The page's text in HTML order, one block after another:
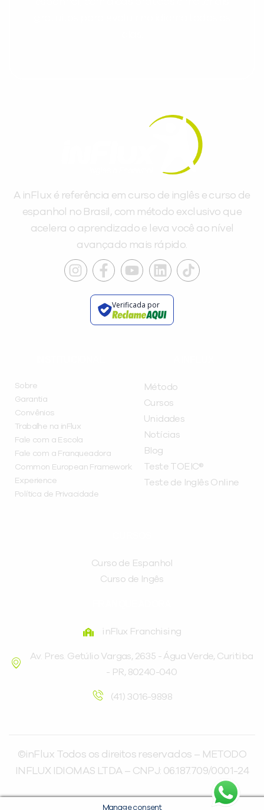
A inFlux é referência em curso de inglês e curso de
espanhol no Brasil, com método exclusivo que
acelera o aprendizado e leva você ao nível
avançado mais rápido.
Verificada por
Sobre
Garantia
Convênios
Trabalhe na inFlux
Fale com a Escola
Fale com a Franqueadora
Common European Framework
Experience
Política de Privacidade
Método
Cursos
Unidades
Notícias
Blog
Teste TOEIC®
Teste de Inglês Online
Curso de Espanhol
Curso de Ingês
inFlux Franchising
Av. Pres. Getúlio Vargas, 2635 - Água Verde, Curitiba
- PR, 80240-040
(41) 3016-9898
©inFlux Todos os direitos reservados – METODO
INFLUX IDIOMAS LTDA – CNPJ: 06.187.709/0001-24
Manage consent